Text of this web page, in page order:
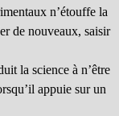
n’étouffe la
de nouveaux, saisir
la science à n’être
appuie sur un